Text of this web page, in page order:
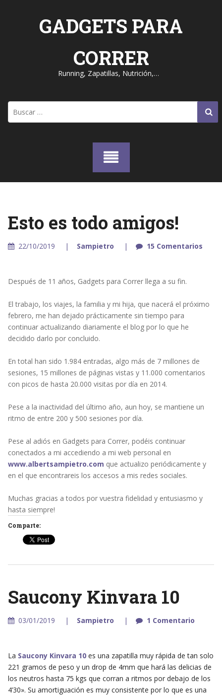
GADGETS PARA
CORRER
Running, Zapatillas, Nutrición,…
Esto es todo amigos!
22/10/2019 Sampietro 15 Comentarios
Después de 11 años, Gadgets para Correr llega a su fin.
El trabajo, los viajes, la familia y mi hija, que nacerá el próximo
febrero, me han dejado prácticamente sin tiempo para
continuar actualizando diariamente el blog por lo que he
decidido darlo por concluido.
En total han sido 1.984 entradas, algo más de 7 millones de
sesiones, 15 millones de páginas vistas y 11.000 comentarios
con picos de hasta 20.000 visitas por día en 2014.
Pese a la inactividad del último año, aun hoy, se mantiene un
ritmo de entre 200 y 500 sesiones por día.
Pese al adiós en Gadgets para Correr, podéis continuar
conectados a mi accediendo a mi web personal en
www.albertsampietro.com que actualizo periódicamente y
en el que encontrareis los accesos a mis redes sociales.
Muchas gracias a todos por vuestra fidelidad y entusiasmo y
hasta siempre!
Comparte:
Saucony Kinvara 10
03/01/2019 Sampietro 1 Comentario
La Saucony Kinvara 10es una zapatilla muy rápida de tan solo
221 gramos de peso y un drop de 4mm que hará las delicias de
los neutros hasta 75 kgs que corran a ritmos por debajo de los
4’30». Su amortiguación es muy consistente por lo que es una